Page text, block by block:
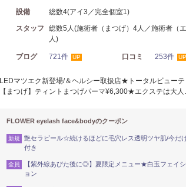
設備
総数4(アイ3／完全個室1)
スタッフ
総数5人(施術者（まつげ）4人／施術者（
人)
ブログ 721件 UP 口コミ 253件 UP
LEDマツエク新登場/＆ヘルシー取扱店★トータルビュー
【まつげ】ティントまつげパーマ¥6,300★エクステは大
FLOWER eyelash face&bodyのクーポン
新規
艶セラピール☆続けるほどに毛穴レス透明ツヤ肌/今だ
付き
全員
【紫外線あびた後に◎】夏限定メニュー★白玉フェイ
ョン